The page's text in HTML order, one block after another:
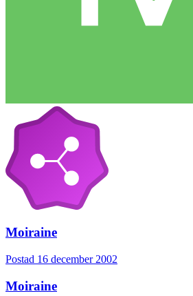
Moiraine
Postad 16 december 2002
Moiraine